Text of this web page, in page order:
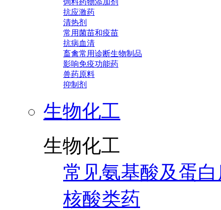
饲料药物添加剂
抗应激药
清热剂
常用菌苗和疫苗
抗病血清
畜禽常用诊断生物制品
影响免疫功能药
兽药原料
抑制剂
生物化工
生物化工
常见氨基酸及蛋
核酸类药